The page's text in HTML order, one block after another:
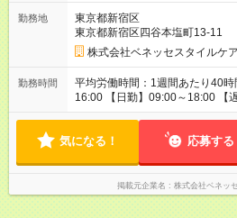
10000円／月の手当を支給 ※月
す。居住支援特別手当は、当社
勤務地
東京都新宿区
東京都新宿区四谷本塩町13-11
株式会社ベネッセスタイルケア
勤務時間
平均労働時間：1週間あたり40
16:00 【日勤】09:00～18:00 【
定通り ※シフト時間はホーム
り40時間 シフト例 【早番】
ホームによって前後します。
合せください。
気になる！ 応募する
掲載元企業名 株式会社ベネッ